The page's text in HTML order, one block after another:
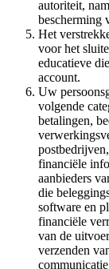
autoriteit,
bescherming
Het
voor het
educatieve
account.
Uw
volgende
betalingen,
financiële
aanbieders
die
software en
financiële
van de
verzenden